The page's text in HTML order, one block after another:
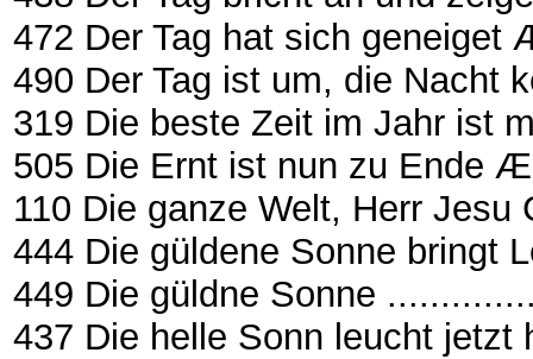
472 Der Tag hat sich
490 Der Tag ist um, die Nacht
319 Die beste Zeit im Jahr ist
505 Die Ernt ist nun zu Ende
110 Die ganze Welt, Herr
444 Die güldene Sonne bringt
449 Die güldne Sonne
437 Die helle Sonn leucht